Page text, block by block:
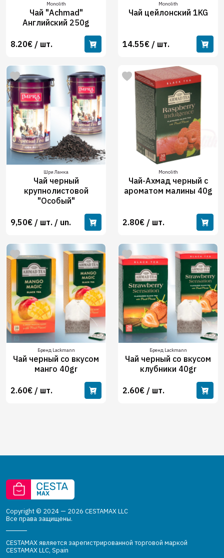
Monolith
Чай "Achmad"
Английский 250g
8.20€ / шт.
Monolith
Чай цейлонский 1KG
14.55€ / шт.
Шри Ланка
Чай черный
крупнолистовой
"Особый"
9,50€ / шт. / un.
Monolith
Чай-Ахмад черный с
ароматом малины 40g
2.80€ / шт.
Бренд Lackmann
Чай черный со вкусом
манго 40gr
2.60€ / шт.
Бренд Lackmann
Чай черный со вкусом
клубники 40gr
2.60€ / шт.
Copyright © 2024 — 2026 CESTAMAX LLC
Все права защищены.
CESTAMAX является зарегистрированной торговой маркой
CESTAMAX LLC, Spain